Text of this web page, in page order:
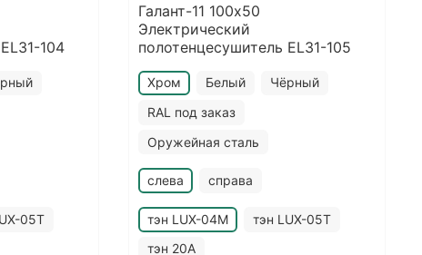
104
05T
Галант-11 100х50
Электрический
полотенцесушитель EL31-105
Хром Белый
Чёрный
RAL под заказ
Оружейная сталь
слева справа
тэн LUX-04M
тэн LUX-05T
тэн 20A